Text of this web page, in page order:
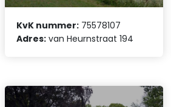
KvK nummer: 75578107
Adres: van Heurnstraat 194